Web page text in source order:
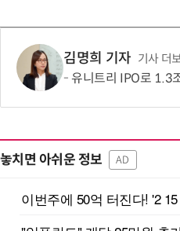
김명희 기자 기사 더
유니트리 IPO로 1.3조 조달 나서
놓치면 아쉬운 정보 AD